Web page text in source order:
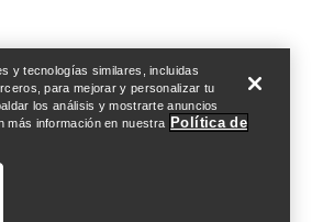
y tecnologías similares, incluidas
para mejorar y personalizar tu
los análisis y mostrarte anuncios
más información en nuestra Política de